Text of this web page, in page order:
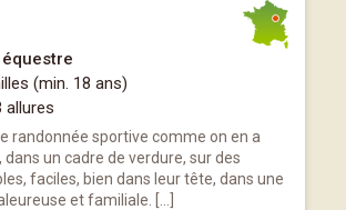
(min. 18 ans)
allures
randonnée sportive comme on en a
un cadre de verdure, sur des
faciles, bien dans leur tête, dans une
et familiale. […]